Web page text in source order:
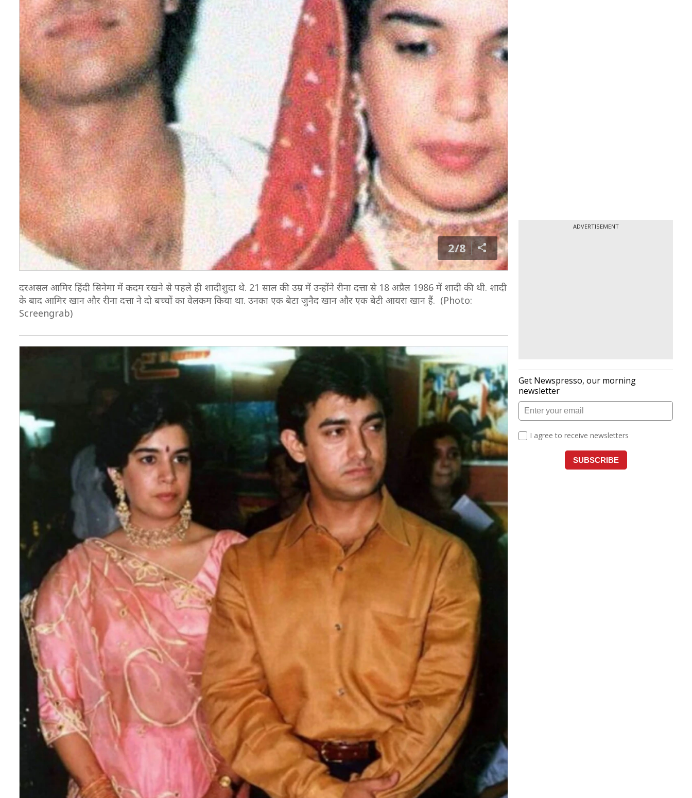
2/8
दरअसल आमिर हिंदी सिनेमा में कदम रखने से पहले ही शादीशुदा थे. 21 साल की उम्र में उन्होंने रीना दत्ता से 18 अप्रैल 1986 में शादी की थी. शादी
के बाद आमिर खान और रीना दत्ता ने दो बच्चों का वेलकम किया था. उनका एक बेटा जुनैद खान और एक बेटी आयरा खान हैं. (Photo:
Screengrab)
ADVERTISEMENT